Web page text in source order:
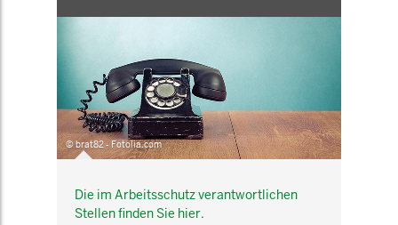
© brat82 - Fotolia.com
Die im Arbeitsschutz verantwortlichen
Stellen finden Sie hier.